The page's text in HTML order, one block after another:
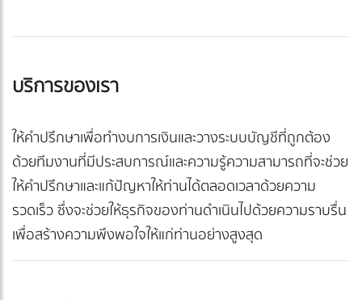
บริการของเรา
ให้คำปรึกษาเพื่อทำงบการเงินและวางระบบบัญชีที่ถูกต้อง
ด้วยทีมงานที่มีประสบการณ์และความรู้ความสามารถที่จะช่วย
ให้คำปรึกษาและแก้ปัญหาให้ท่านได้ตลอดเวลาด้วยความ
รวดเร็ว ซึ่งจะช่วยให้ธุรกิจของท่านดำเนินไปด้วยความราบรื่น
เพื่อสร้างความพึงพอใจให้แก่ท่านอย่างสูงสุด